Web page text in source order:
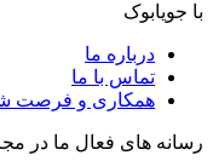
با جویابوک
درباره ما
تماس با ما
همکاری و فرصت
رسانه های فعال ما در